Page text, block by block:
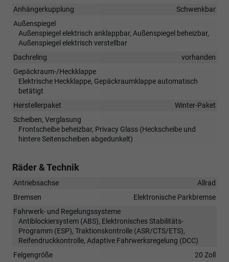
Anhängerkupplung
Schwenkbar
Außenspiegel
Außenspiegel elektrisch anklappbar, Außenspiegel beheizbar,
Außenspiegel elektrisch verstellbar
Dachreling
vorhanden
Gepäckraum-/Heckklappe
Elektrische Heckklappe, Gepäckraumklappe automatisch
betätigt
Herstellerpaket
Winter-Paket
Scheiben, Verglasung
Frontscheibe beheizbar, Privacy Glass (Heckscheibe und
hintere Seitenscheiben abgedunkelt)
Räder & Technik
Antriebsachse
Allrad
Bremsen
Elektronische Parkbremse
Fahrwerk- und Regelungssysteme
Antiblockiersystem (ABS), Elektronisches Stabilitäts-
Programm (ESP), Traktionskontrolle (ASR/CTS/ETS),
Reifendruckkontrolle, Adaptive Fahrwerksregelung (DCC)
Felgengröße
20 Zoll